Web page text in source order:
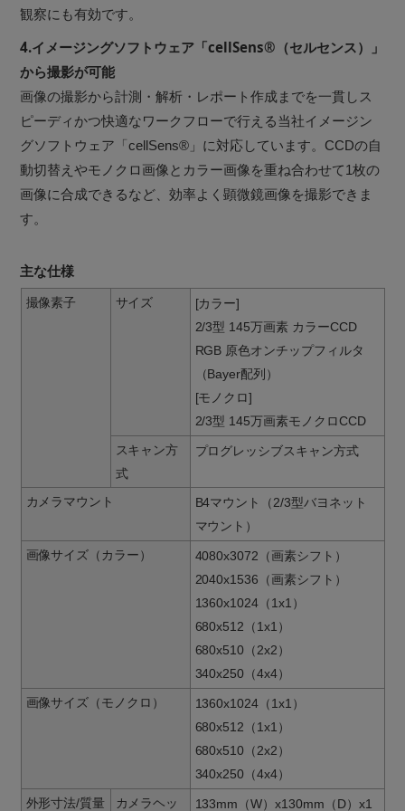
観察にも有効です。
4.イメージングソフトウェア「cellSens®（セルセンス）」
から撮影が可能
画像の撮影から計測・解析・レポート作成までを一貫しス
ピーディかつ快適なワークフローで行える当社イメージン
グソフトウェア「cellSens®」に対応しています。CCDの自
動切替えやモノクロ画像とカラー画像を重ね合わせて1枚の
画像に合成できるなど、効率よく顕微鏡画像を撮影できま
す。
主な仕様
撮像素子 サイズ
[カラー]
2/3型 145万画素 カラーCCD
RGB 原色オンチップフィルタ
（Bayer配列）
[モノクロ]
2/3型 145万画素モノクロCCD
スキャン方
式
プログレッシブスキャン方式
カメラマウント
B4マウント（2/3型バヨネット
マウント）
画像サイズ（カラー）
4080x3072（画素シフト）
2040x1536（画素シフト）
1360x1024（1x1）
680x512（1x1）
680x510（2x2）
340x250（4x4）
画像サイズ（モノクロ）
1360x1024（1x1）
680x512（1x1）
680x510（2x2）
340x250（4x4）
外形寸法/質量
カメラヘッ 133mm（W）x130mm（D）x1